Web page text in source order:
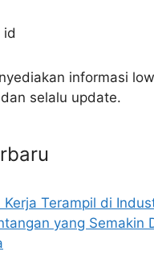
informasi
selalu update.
Kerja Terampil di
yang Semakin